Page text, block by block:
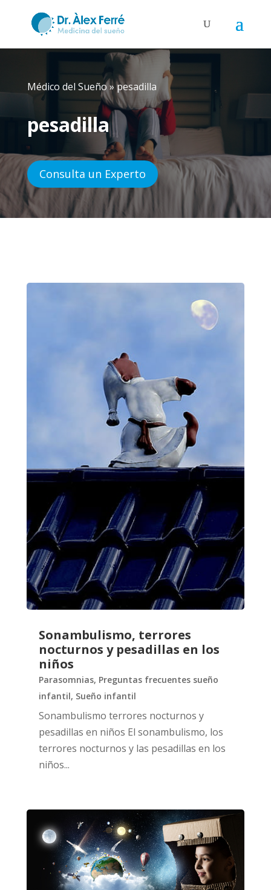
Médico del Sueño» pesadilla
pesadilla
Consulta un Experto
Sonambulismo, terrores
nocturnos y pesadillas en los
niños
Parasomnias, Preguntas frecuentes sueño
infantil, Sueño infantil
Sonambulismo terrores nocturnos y
pesadillas en niños El sonambulismo, los
terrores nocturnos y las pesadillas en los
niños...